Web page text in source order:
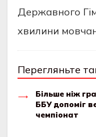
Державного
хвилини
Перегляньте
Більше ніж
ББУ допоміг
чемпіонат